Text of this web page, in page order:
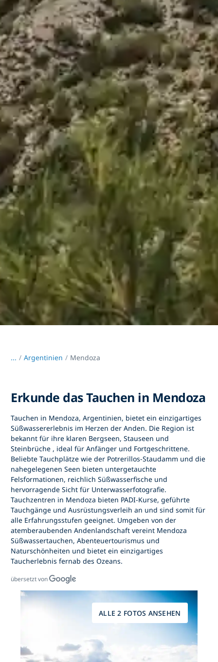
... / Argentinien Mendoza
Erkunde das Tauchen in Mendoza
Tauchen in Mendoza, Argentinien, bietet ein einzigartiges
Süßwassererlebnis im Herzen der Anden. Die Region ist
bekannt für ihre klaren Bergseen, Stauseen und
Steinbrüche , ideal für Anfänger und Fortgeschrittene.
Beliebte Tauchplätze wieder Potrerillos-Staudamm und die
nahegelegenen Seen bieten untergetauchte
Felsformationen, reichlich Süßwasserfische und
hervorragende Sicht für Unterwasserfotografie.
Tauchzentren in Mendoza bieten PADI-Kurse, geführte
Tauchgänge und Ausrüstungsverleih an und sind somit für
alle Erfahrungsstufen geeignet. Umgeben von der
atemberaubenden Andenlandschaft vereint Mendoza
Süßwassertauchen, Abenteuertourismus und
Naturschönheiten und bietet ein einzigartiges
Taucherlebnis fernab des Ozeans.
übersetzt von
ALLE 2 FOTOS ANSEHEN